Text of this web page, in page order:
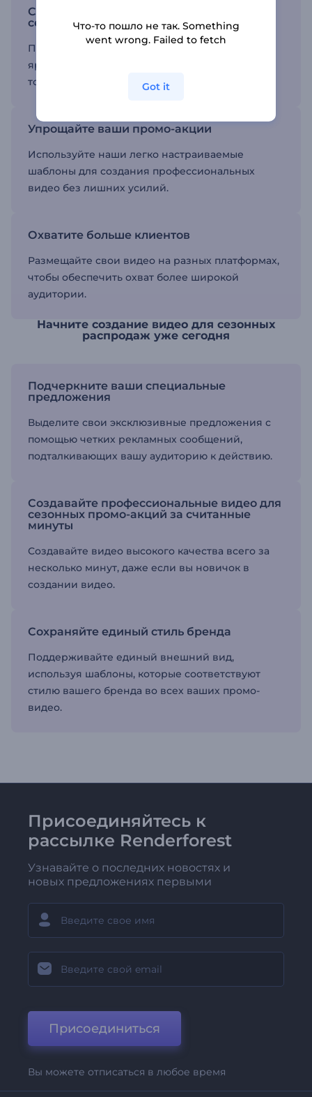
Создавайте привлекательные видео для
сезонных распродаж
Привлекайте внимание зрителей, создавая
яркие видео, которые подчеркивают ваши
товары и услуги.
Упрощайте ваши промо-акции
Используйте наши легко настраиваемые
шаблоны для создания профессиональных
видео без лишних усилий.
Охватите больше клиентов
Размещайте свои видео на разных платформах,
чтобы обеспечить охват более широкой
аудитории.
Начните создание видео для сезонных
распродаж уже сегодня
Подчеркните ваши специальные
предложения
Выделите свои эксклюзивные предложения с
помощью четких рекламных сообщений,
подталкивающих вашу аудиторию к действию.
Создавайте профессиональные видео для
сезонных промо-акций за считанные
минуты
Создавайте видео высокого качества всего за
несколько минут, даже если вы новичок в
создании видео.
Сохраняйте единый стиль бренда
Поддерживайте единый внешний вид,
используя шаблоны, которые соответствуют
стилю вашего бренда во всех ваших промо-
видео.
Присоединяйтесь к
рассылке Renderforest
Узнавайте о последних новостях и
новых предложениях первыми
Присоединиться
Вы можете отписаться в любое время
Что-то пошло не так. Something
went wrong. Failed to fetch
Got it